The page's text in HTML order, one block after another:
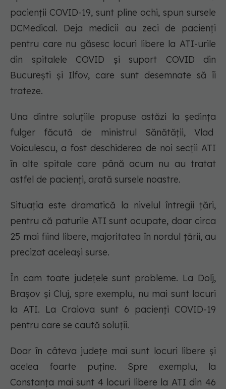
pacienții COVID-19, sunt pline ochi, spun sursele
DCMedical. Deja medicii au zeci de pacienți
pentru care nu găsesc locuri libere la ATI-urile
din spitalele COVID și suport COVID din
București și Ilfov, care sunt desemnate să îi
trateze.
Una dintre soluțiile propuse astăzi la ședința
fulger făcută de ministrul Sănătății, Vlad
Voiculescu, a fost deschiderea de noi secții ATI
în alte spitale care până acum nu au tratat
astfel de pacienți, arată sursele noastre.
Situația este dramatică la nivelul întregii țări,
pentru că paturile ATI sunt ocupate, doar circa
25 mai fiind libere, majoritatea în nordul țării, au
precizat aceleași surse.
În cam toate județele sunt probleme. La Dolj,
Brașov și Cluj, spre exemplu, nu mai sunt locuri
la ATI. La Craiova sunt 6 pacienți COVID-19
pentru care se caută soluții.
Doar în câteva județe mai sunt locuri libere și
acelea foarte puține. Spre exemplu, la
Constanța mai sunt 4 locuri libere la ATI din 46